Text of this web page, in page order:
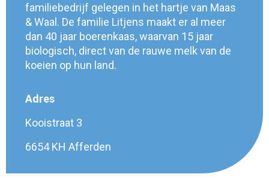
familiebedrijf gelegen in het hartje van Maas
& Waal. De familie Litjens maakt er al meer
dan 40 jaar boerenkaas, waarvan 15 jaar
biologisch, direct van de rauwe melk van de
koeien op hun land.
Adres
Kooistraat 3
6654 KH Afferden